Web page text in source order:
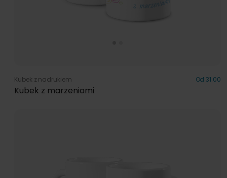
Kubek z nadrukiem Od 31.00
Kubek z marzeniami